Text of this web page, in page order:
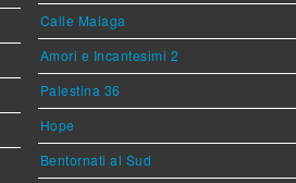
Calle Malaga
Amori e Incantesimi 2
Palestina 36
Hope
Bentornati al Sud